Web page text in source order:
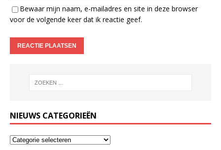
Bewaar mijn naam, e-mailadres en site in deze browser
voor de volgende keer dat ik reactie geef.
NIEUWS CATEGORIEËN